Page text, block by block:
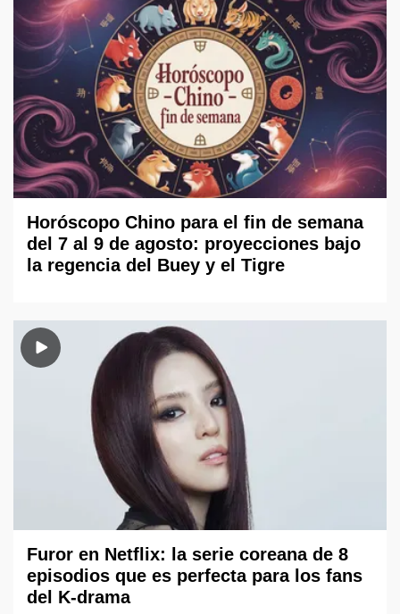
Horóscopo Chino para el fin de semana
del 7 al 9 de agosto: proyecciones bajo
la regencia del Buey y el Tigre
Furor en Netflix: la serie coreana de 8
episodios que es perfecta para los fans
del K-drama